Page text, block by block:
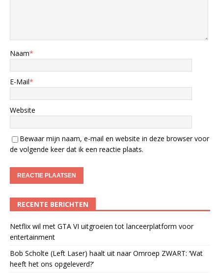
Naam*
E-Mail*
Website
Bewaar mijn naam, e-mail en website in deze browser voor
de volgende keer dat ik een reactie plaats.
RECENTE BERICHTEN
Netflix wil met GTA VI uitgroeien tot lanceerplatform voor
entertainment
Bob Scholte (Left Laser) haalt uit naar Omroep ZWART: ‘Wat
heeft het ons opgeleverd?’